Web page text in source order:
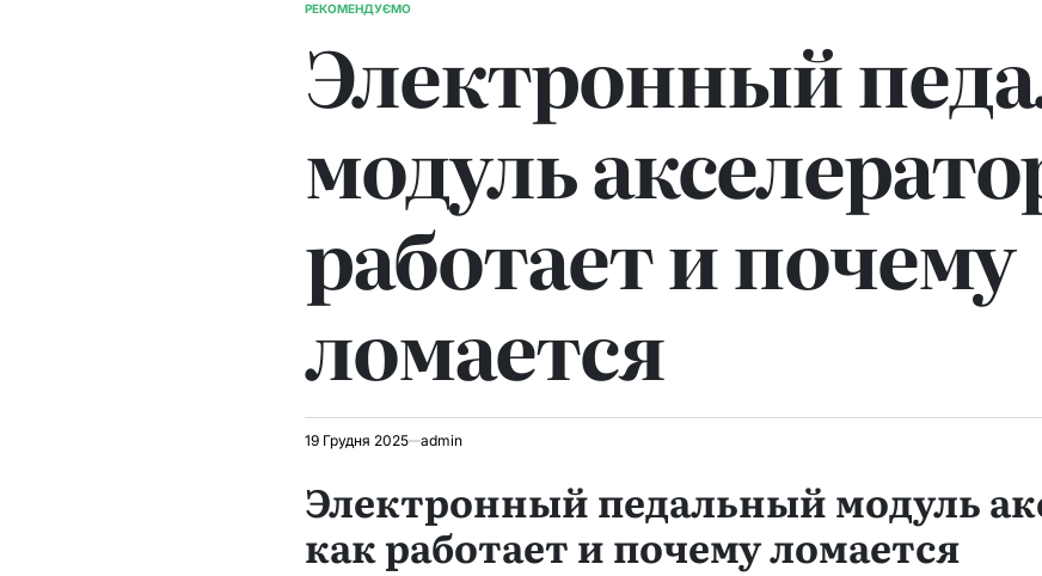
ОПУБЛІКУВАТИ
РЕКОМЕНДУЄМО
Электронный
модуль
работает и почему
ломается
19 Грудня 2025 admin
Электронный педальный модуль
как работает и почему ломается